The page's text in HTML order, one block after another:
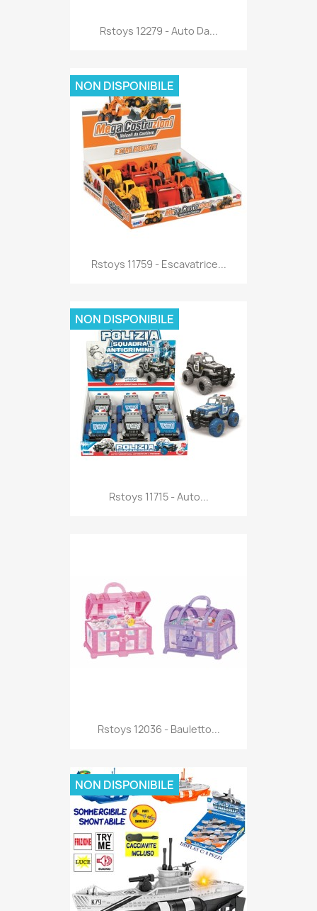
Anteprima
Rstoys 12279 - Auto Da...
Anteprima
Rstoys 11759 - Escavatrice...
NON DISPONIBILE
Anteprima
Rstoys 11715 - Auto...
NON DISPONIBILE
Anteprima
Rstoys 12036 - Bauletto...
NON DISPONIBILE